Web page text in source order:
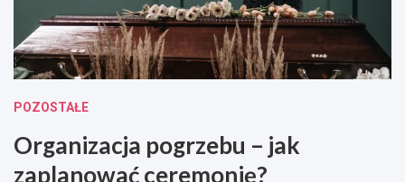
POZOSTAŁE
Organizacja pogrzebu – jak
zaplanować ceremonię?